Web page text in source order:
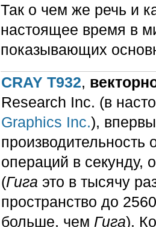
Так о чем же речь и
настоящее время в
показывающих
CRAY T932,
Research Inc. (в
Graphics Inc.),
производительность
операций в секунду,
(Гига это в тысячу
пространство до
больше, чем Гига).